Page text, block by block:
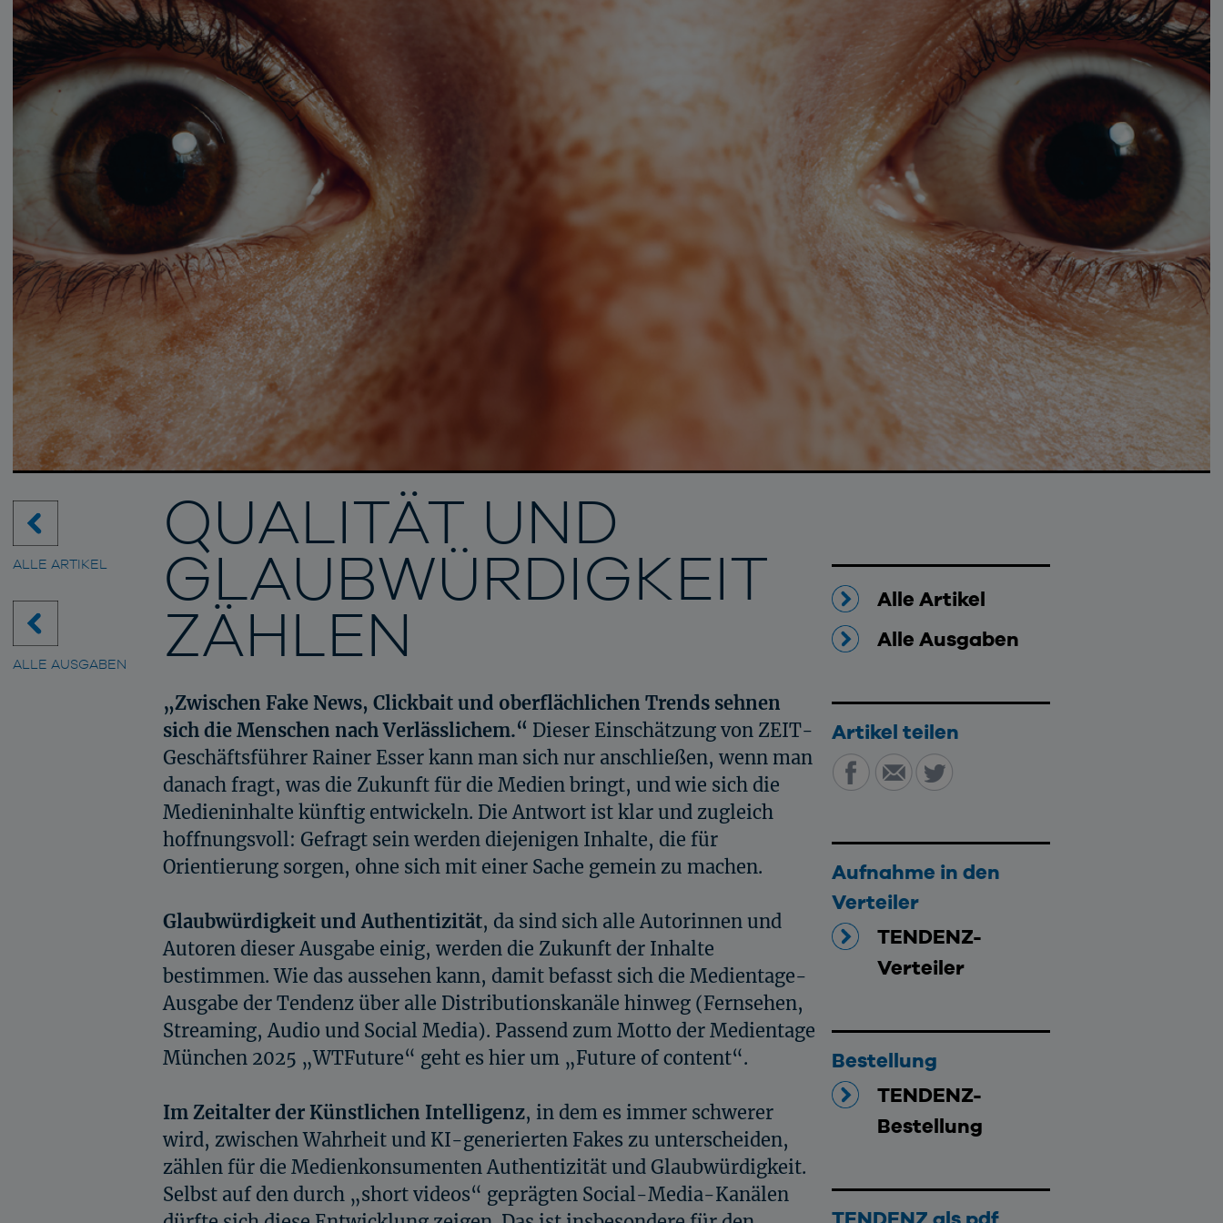
ALLE ARTIKEL
ALLE AUSGABEN
QUALITÄT UND
GLAUBWÜRDIGKEIT
ZÄHLEN
„Zwischen Fake News, Clickbait und oberflächlichen Trends sehnen
sich die Menschen nach Verlässlichem.“ Dieser Einschätzung von ZEIT-
Geschäftsführer Rainer Esser kann man sich nur anschließen, wenn man
danach fragt, was die Zukunft für die Medien bringt, und wie sich die
Medieninhalte künftig entwickeln. Die Antwort ist klar und zugleich
hoffnungsvoll: Gefragt sein werden diejenigen Inhalte, die für
Orientierung sorgen, ohne sich mit einer Sache gemein zu machen.
Glaubwürdigkeit und Authentizität, da sind sich alle Autorinnen und
Autoren dieser Ausgabe einig, werden die Zukunft der Inhalte
bestimmen. Wie das aussehen kann, damit befasst sich die Medientage-
Ausgabe der Tendenz über alle Distributionskanäle hinweg (Fernsehen,
Streaming, Audio und Social Media). Passend zum Motto der Medientage
München 2025 „WTFuture“ geht es hier um „Future of content“.
Im Zeitalter der Künstlichen Intelligenz, in dem es immer schwerer
wird, zwischen Wahrheit und KI-generierten Fakes zu unterscheiden,
zählen für die Medienkonsumenten Authentizität und Glaubwürdigkeit.
Selbst auf den durch „short videos“ geprägten Social-Media-Kanälen
Alle Artikel
Alle Ausgaben
Artikel teilen
Teilen auf Facebook
Per E-Mail teilen
Teilen auf Twitter
Aufnahme in den
Verteiler
TENDENZ-
Verteiler
Bestellung
TENDENZ-
Bestellung